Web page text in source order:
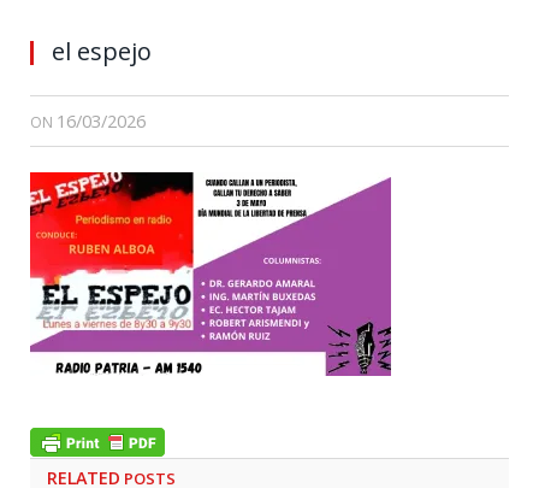
el espejo
ON 16/03/2026
RELATED POSTS